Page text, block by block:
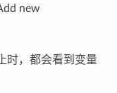
new
时，都会看到变量